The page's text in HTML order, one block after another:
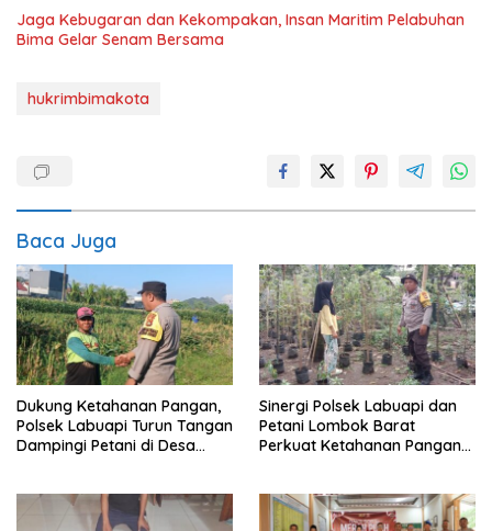
Jaga Kebugaran dan Kekompakan, Insan Maritim Pelabuhan
Bima Gelar Senam Bersama
hukrimbimakota
Baca Juga
Dukung Ketahanan Pangan,
Polsek Labuapi Turun Tangan
Dampingi Petani di Desa
Sinergi Polsek Labuapi dan
Petani Lombok Barat
Perkuat Ketahanan Pangan